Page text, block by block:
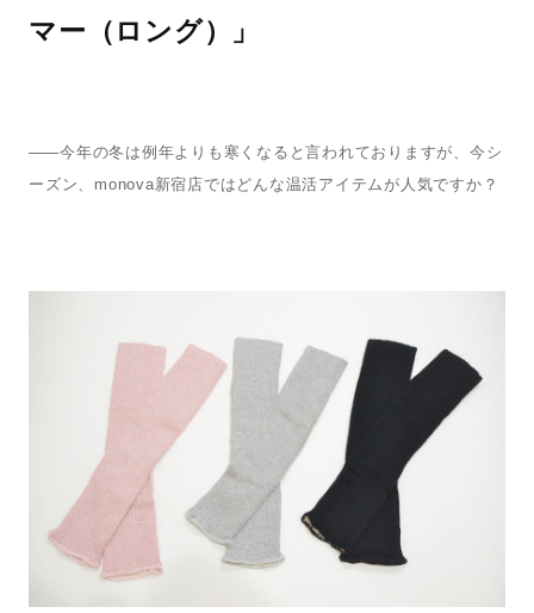
マー（ロング）」
—— 今年の冬は例年よりも寒くなると言われておりますが、 今シ
ーズン、monova新宿店ではどんな温活アイテムが人気ですか？